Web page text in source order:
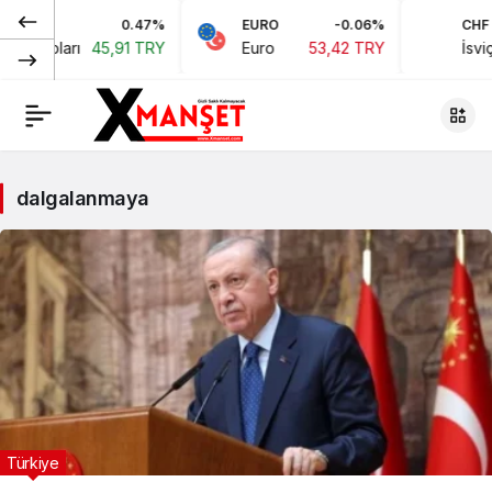
0.47%
Doları 45,91 TRY
EURO -0.06%
Euro 53,42 TRY
CHF
dalgalanmaya
Türkiye